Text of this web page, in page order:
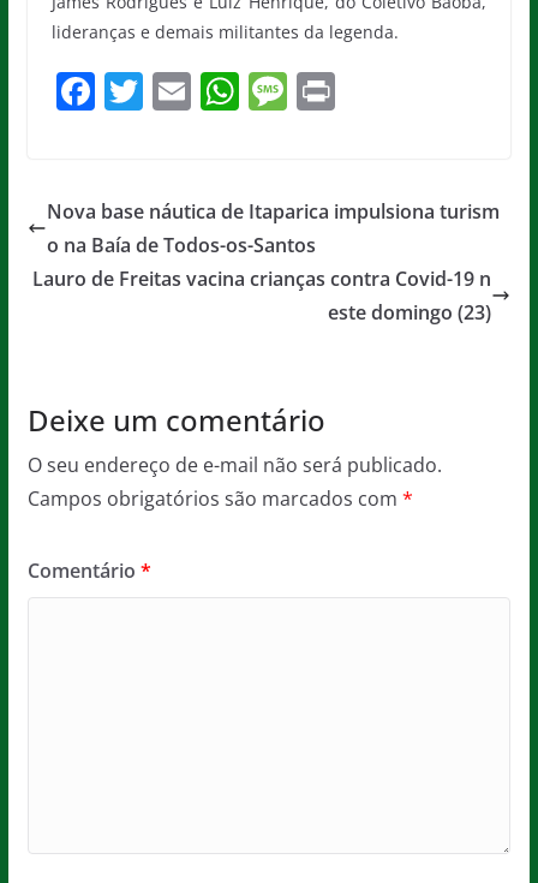
lideranças e demais militantes da legenda.
F
e
b
o
T
er
E
l
W
s
A
p
M
a
g
e
Pr
Nova base náutica de Itaparica impulsiona turism
o na Baía de Todos-os-Santos
Lauro de Freitas vacina crianças contra Covid-19 n
este domingo (23)
Deixe um comentário
O seu endereço de e-mail não será publicado.
Campos obrigatórios são marcados com *
Comentário *